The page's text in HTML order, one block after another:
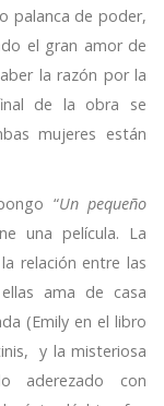
palanca de poder,
el gran amor de
la razón por la
de la obra se
mujeres están
“Un pequeño
una película. La
relación entre las
ama de casa
(Emily en el libro
y la misteriosa
aderezado con